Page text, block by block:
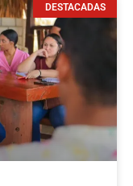
DESTACADAS